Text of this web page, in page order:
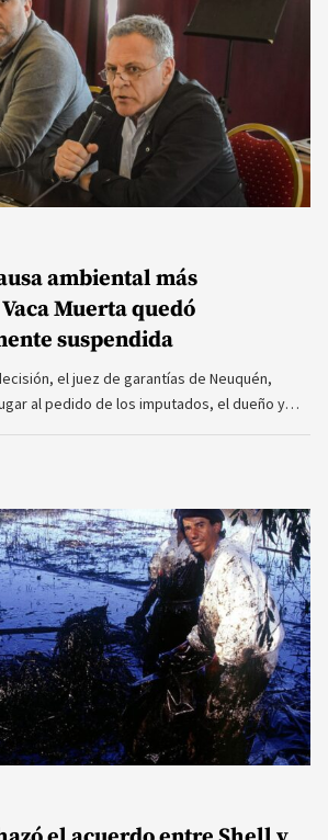
ambiental más
Muerta quedó
suspendida
el juez de garantías de Neuquén,
al pedido de los imputados, el dueño y…